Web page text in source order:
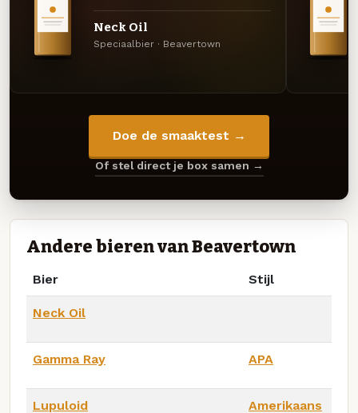
Neck Oil
Speciaalbier · Beavertown
Doe de smaaktest →
Of stel direct je box samen →
Andere bieren van Beavertown
Bier Stijl
Neck Oil
Gamma Ray APA
Lupuloid
Amerikaans